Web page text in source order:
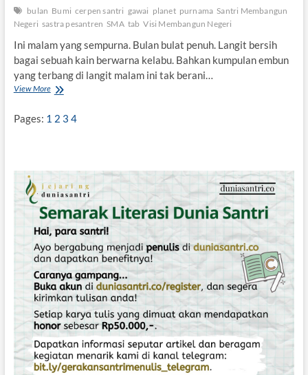
bulan Bumi cerpen santri gawai planet purnama Santri Membangun
Negeri sastra pesantren SMA tab Visi Membangun Negeri
Ini malam yang sempurna. Bulan bulat penuh. Langit bersih
bagai sebuah kain berwarna kelabu. Bahkan kumpulan embun
yang terbang di langit malam ini tak berani…
View MoreB
a
e
l
a
R
u
m
a
h
Pages: 1 2 3 4